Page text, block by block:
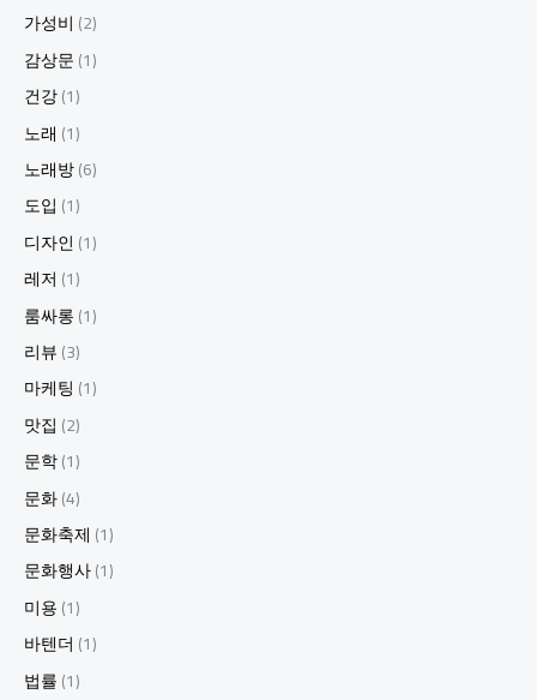
가성비 (2)
감상문(1)
건강(1)
노래 (1)
노래방(6)
도입 (1)
디자인(1)
레저 (1)
룸싸롱(1)
리뷰(3)
마케팅 (1)
맛집 (2)
문학(1)
문화(4)
문화축제 (1)
문화행사(1)
미용(1)
바텐더 (1)
법률(1)